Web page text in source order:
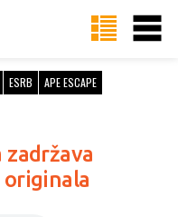
ESRB
APE ESCAPE
zadržava
originala